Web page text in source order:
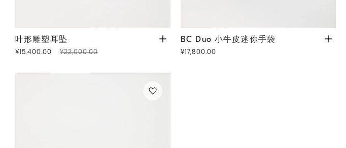
叶形雕塑耳坠 褐煤灰
叶形雕塑耳坠
¥15,400.00 ¥22,000.00
BC Duo 小牛皮迷你手袋 砖红色
BC Duo 小牛皮迷你手袋
¥17,800.00